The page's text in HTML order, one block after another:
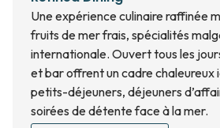
Une expérience culinaire raffinée
fruits de mer frais, spécialités
internationale. Ouvert tous les
et bar offrent un cadre chaleureux
petits-déjeuners, déjeuners
soirées de détente face à la mer.